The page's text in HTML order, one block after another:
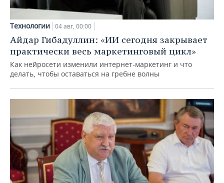
Технологии 04 авг, 00:00
Айдар Гибадуллин: «ИИ сегодня закрывает
практически весь маркетинговый цикл»
Как нейросети изменили интернет-маркетинг и что
делать, чтобы оставаться на гребне волны